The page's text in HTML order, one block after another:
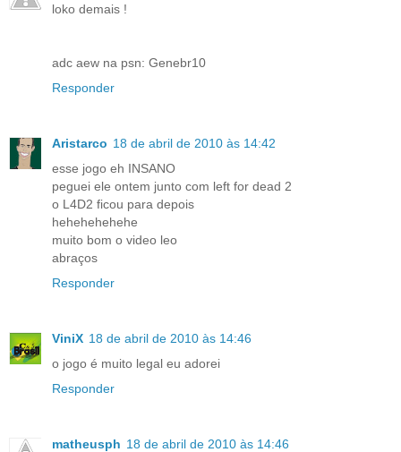
loko demais !
adc aew na psn: Genebr10
Responder
Aristarco 18 de abril de 2010 às 14:42
esse jogo eh INSANO
peguei ele ontem junto com left for dead 2
o L4D2 ficou para depois
hehehehehehe
muito bom o video leo
abraços
Responder
ViniX 18 de abril de 2010 às 14:46
o jogo é muito legal eu adorei
Responder
matheusph 18 de abril de 2010 às 14:46